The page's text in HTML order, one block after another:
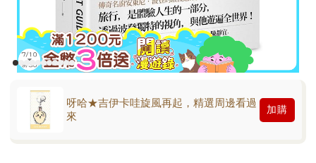
呀哈★吉伊卡哇旋風再起，精選周邊看過
來
加購